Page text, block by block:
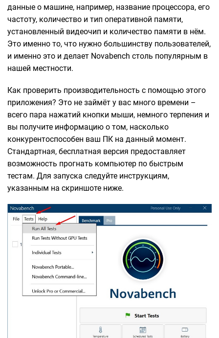
данные о машине, например, название процессора, его
частоту, количество и тип оперативной памяти,
установленный видеочип и количество памяти в нём.
Это именно то, что нужно большинству пользователей,
и именно это и делает Novabench столь популярным в
нашей местности.
Как проверить производительность с помощью этого
приложения? Это не займёт у вас много времени –
всего пара нажатий кнопки мыши, немного терпения и
вы получите информацию о том, насколько
конкурентоспособен ваш ПК на данный момент.
Стандартная, бесплатная версия предоставляет
возможность прогнать компьютер по быстрым
тестам. Для запуска следуйте инструкциям,
указанным на скриншоте ниже.